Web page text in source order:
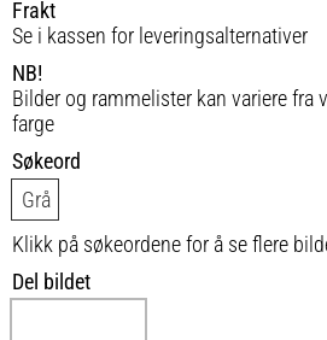
Frakt
Se i kassen for leveringsalternativer
NB!
Bilder og rammelister kan variere fra
farge
Søkeord
Grå
Klikk på søkeordene for å se flere
Del bildet